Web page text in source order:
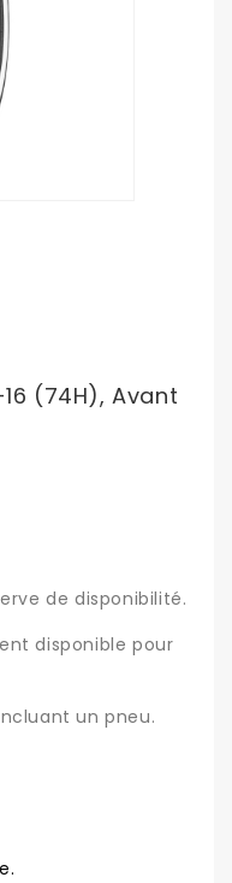
(74H), Avant
de disponibilité.
disponible pour
un pneu.